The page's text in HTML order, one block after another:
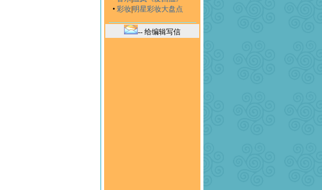
• 彩妆明星彩妆大盘点
-- 给编辑写信